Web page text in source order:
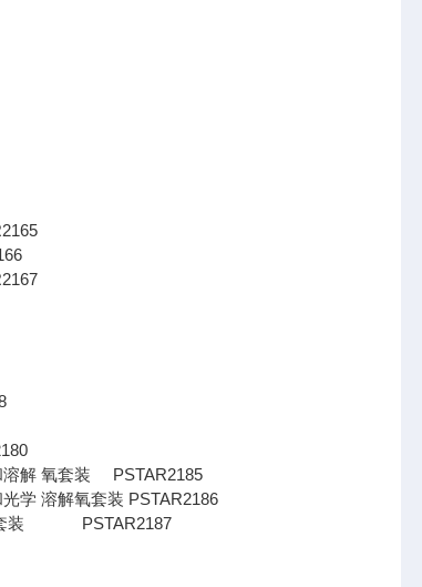
溶解 氧套装 PSTAR2185
学 溶解氧套装 PSTAR2186
率套装 PSTAR2187